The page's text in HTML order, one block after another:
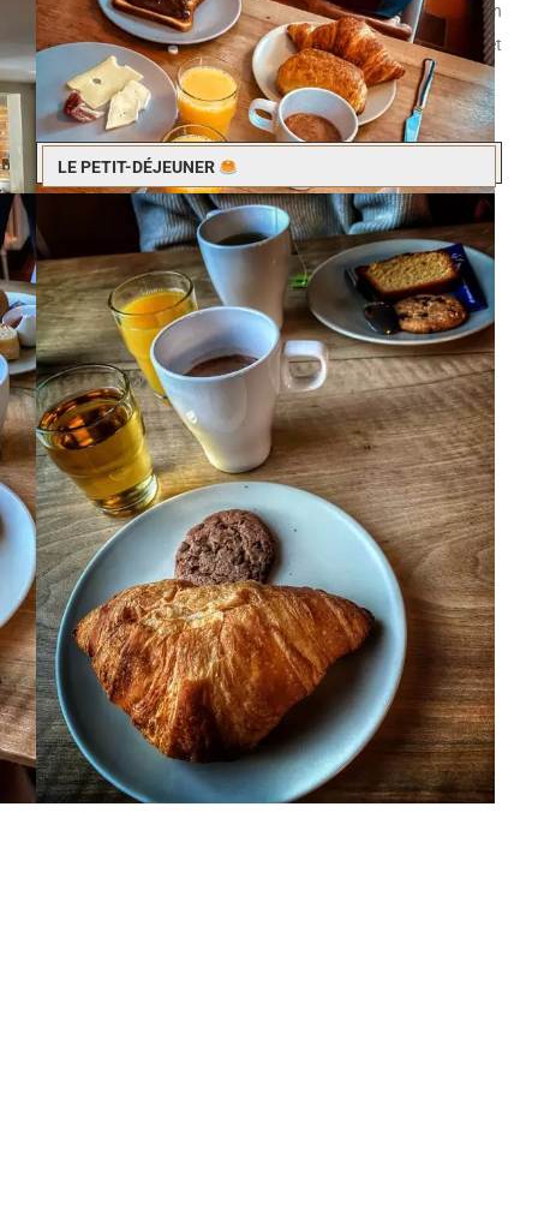
L’hôtel est vraiment très cosyce qui fait son charme en
toute simplicité. Les équipes de l’hôtel sonttrès à l’écoute et
répondent très rapidement.
LE PETIT-DÉJEUNER